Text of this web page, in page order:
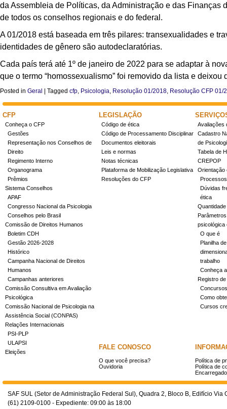
da Assembleia de Políticas, da Administração e das
de todos os conselhos regionais e do federal.
A 01/2018 está baseada em três pilares: transexualidades e
identidades de gênero são autodeclaratórias.
Cada país terá até 1º de janeiro de 2022 para se adaptar à
que o termo “homossexualismo” foi removido da lista e
Posted in Geral Tagged cfp, Psicologia, Resolução 01/2018, Resolução CFP 01/
CFP
Conheça o CFP
Gestões
Representação nos Conselhos de
Direito
Regimento Interno
Organograma
Prêmios
Sistema Conselhos
APAF
Congresso Nacional da Psicologia
Conselhos pelo Brasil
Comissão de Direitos Humanos
Boletim CDH
Gestão 2026-2028
Histórico
Campanha Nacional de Direitos
Humanos
Campanhas anteriores
Comissão Consultiva em Avaliação
Psicológica
Comissão Nacional de Psicologia na
Assistência Social (CONPAS)
Relações Internacionais
PSI-PLP
ULAPSI
Eleições
LEGISLAÇÃO
Código de ética
Código de Processamento Disciplinar
Documentos eleitorais
Leis e normas
Notas técnicas
Plataforma de Mobilização Legislativa
Resoluções do CFP
Avaliações
Cadastro
de
Tabela de
CREPOP
Orientação
Dúvidas
ética
psicológica
O que é
Planilha
trabalho
Conheça
Registro
Concursos
Como
Cursos
FALE CONOSCO
O que você precisa?
Ouvidoria
Política de
Política de
SAF SUL (Setor de Administração Federal Sul), Quadra 2, Bloco B, Edifício
(61) 2109-0100 - Expediente: 09:00 às 18:00